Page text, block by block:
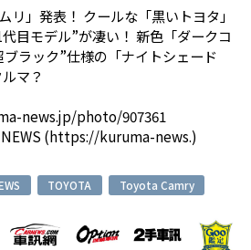
リ」発表！ クールな「黒いトヨタ」
目モデル”が凄い！ 新色「ダークコ
ラック”仕様の「ナイトシェード
マ？
news.jp/photo/907361
(https://kuruma-news.)
TOYOTA Toyota Camry